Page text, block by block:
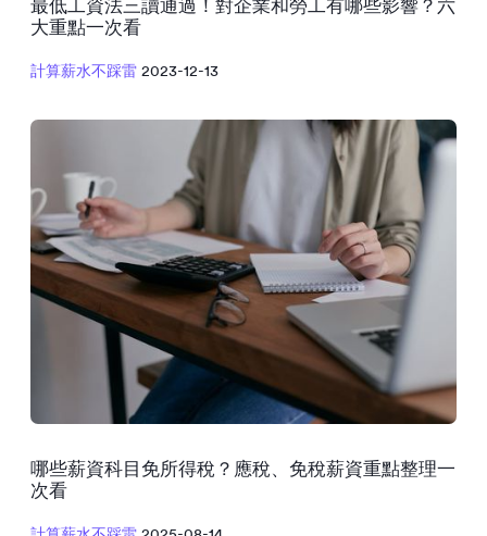
最低工資法三讀通過！對企業和勞工有哪些影響？六
大重點一次看
計算薪水不踩雷 2023-12-13
哪些薪資科目免所得稅？應稅、免稅薪資重點整理一
次看